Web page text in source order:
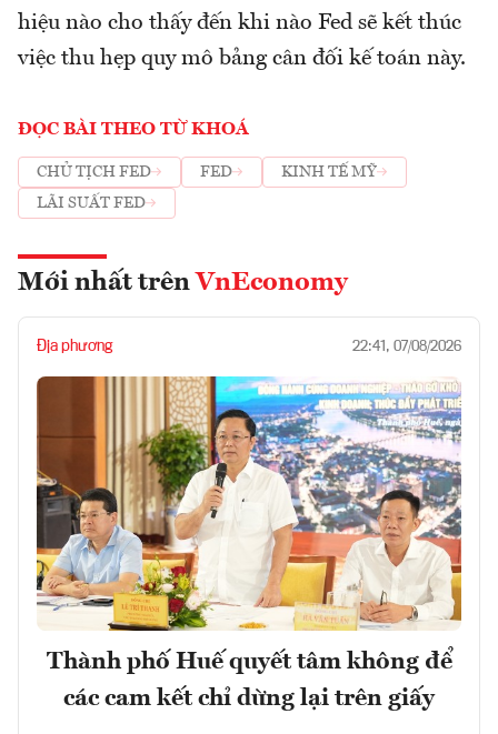
hiệu nào cho thấy đến khi nào Fed sẽ kết thúc
việc thu hẹp quy mô bảng cân đối kế toán này.
ĐỌC BÀI THEO TỪ KHOÁ
CHỦ TỊCH FED FED
KINH TẾ MỸ
LÃI SUẤT FED
Mới nhất trên VnEconomy
Địa phương 22:41, 07/08/2026
Thành phố Huế quyết tâm không để
các cam kết chỉ dừng lại trên giấy